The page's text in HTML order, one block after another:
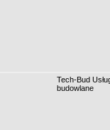
Tech-Bud
budowlane